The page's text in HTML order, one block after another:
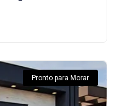
Pronto para Morar